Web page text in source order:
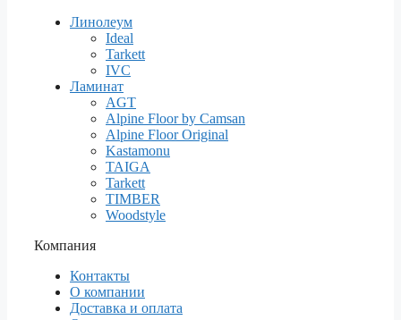
Линолеум
Ideal
Tarkett
IVC
Ламинат
AGT
Alpine Floor by Camsan
Alpine Floor Original
Kastamonu
TAIGA
Tarkett
TIMBER
Woodstyle
Компания
Контакты
О компании
Доставка и оплата